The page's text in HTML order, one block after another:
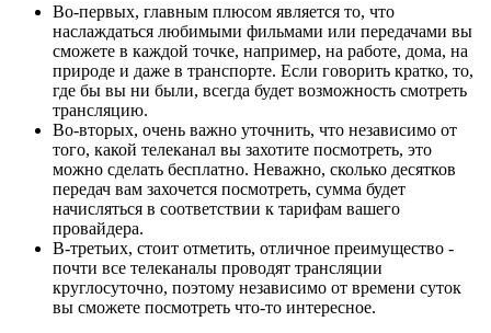
Во-первых, главным плюсом является то, что
наслаждаться любимыми фильмами или передачами вы
сможете в каждой точке, например, на работе, дома, на
природе и даже в транспорте. Если говорить кратко, то,
где бы вы ни были, всегда будет возможность смотреть
трансляцию.
Во-вторых, очень важно уточнить, что независимо от
того, какой телеканал вы захотите посмотреть, это
можно сделать бесплатно. Неважно, сколько десятков
передач вам захочется посмотреть, сумма будет
начисляться в соответствии к тарифам вашего
провайдера.
В-третьих, стоит отметить, отличное преимущество -
почти все телеканалы проводят трансляции
круглосуточно, поэтому независимо от времени суток
вы сможете посмотреть что-то интересное.